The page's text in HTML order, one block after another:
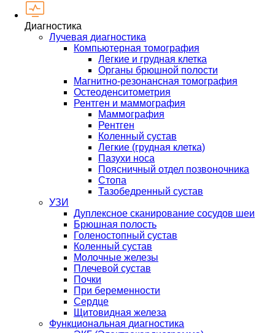
Диагностика
Лучевая диагностика
Компьютерная томография
Легкие и грудная клетка
Органы брюшной полости
Магнитно-резонансная томография
Остеоденситометрия
Рентген и маммография
Маммография
Рентген
Коленный сустав
Легкие (грудная клетка)
Пазухи носа
Поясничный отдел позвоночника
Стопа
Тазобедренный сустав
УЗИ
Дуплексное сканирование сосудов шеи
Брюшная полость
Голеностопный сустав
Коленный сустав
Молочные железы
Плечевой сустав
Почки
При беременности
Сердце
Щитовидная железа
Функциональная диагностика